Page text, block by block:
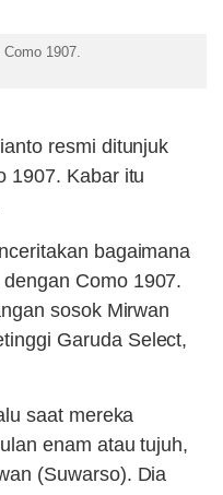
1907.
resmi ditunjuk
1907. Kabar itu
bagaimana
Como 1907.
sosok Mirwan
Garuda Select,
saat mereka
enam atau tujuh,
(Suwarso). Dia